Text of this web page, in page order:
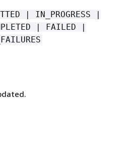
| IN_PROGRESS |
| FAILED |